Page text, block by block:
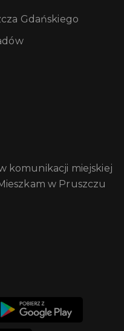
Gdańskiego
komunikacji miejskiej
w Pruszczu